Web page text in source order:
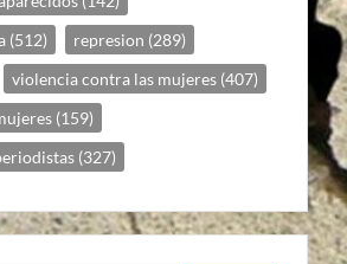
(512) represion (289)
violencia contra las mujeres (407)
(159)
(327)